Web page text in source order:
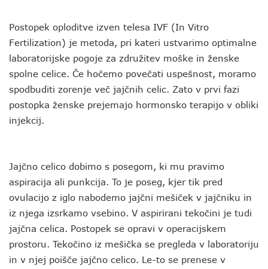
Postopek oploditve izven telesa IVF (In Vitro
Fertilization) je metoda, pri kateri ustvarimo optimalne
laboratorijske pogoje za združitev moške in ženske
spolne celice. Če hočemo povečati uspešnost, moramo
spodbuditi zorenje več jajčnih celic. Zato v prvi fazi
postopka ženske prejemajo hormonsko terapijo v obliki
injekcij.
Jajčno celico dobimo s posegom, ki mu pravimo
aspiracija ali punkcija. To je poseg, kjer tik pred
ovulacijo z iglo nabodemo jajčni mešiček v jajčniku in
iz njega izsrkamo vsebino. V aspirirani tekočini je tudi
jajčna celica. Postopek se opravi v operacijskem
prostoru. Tekočino iz mešička se pregleda v laboratoriju
in v njej poišče jajčno celico. Le-to se prenese v